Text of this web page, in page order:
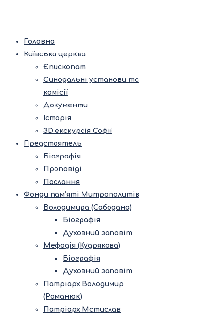
Головна
Київська церква
Єпископат
Синодальні установи та
комісії
Документи
Історія
3D екскурсія Софії
Предстоятель
Біографія
Проповіді
Послання
Фонди пам’яті Митрополитів
Володимира (Сабодана)
Біографія
Духовний заповіт
Мефодія (Кудрякова)
Біографія
Духовний заповіт
Патріарх Володимир
(Романюк)
Патріарх Мстислав